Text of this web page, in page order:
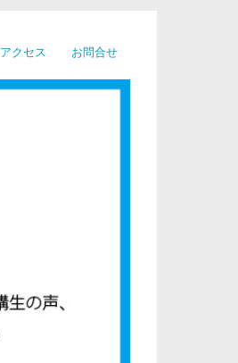
アクセス お問合せ